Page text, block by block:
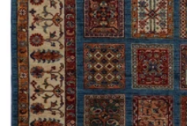
numaralı medyayı pencerede aç